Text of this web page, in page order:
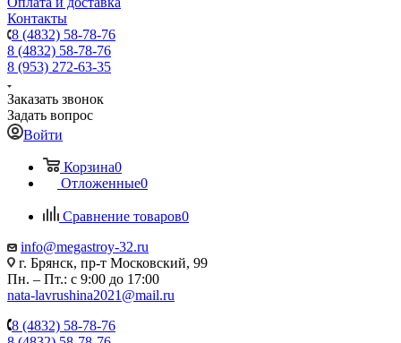
Контакты
8 (4832) 58-78-76
8 (4832) 58-78-76
8 (953) 272-63-35
Заказать звонок
Задать вопрос
Войти
Корзина0
Отложенные0
Сравнение товаров0
info@megastroy-32.ru
г. Брянск, пр-т Московский, 99
Пн. – Пт.: с 9:00 до 17:00
nata-lavrushina2021@mail.ru
8 (4832) 58-78-76